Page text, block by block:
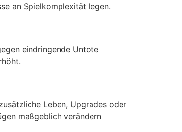
an Spielkomplexität legen.
eindringende Untote
Leben, Upgrades oder
maßgeblich verändern